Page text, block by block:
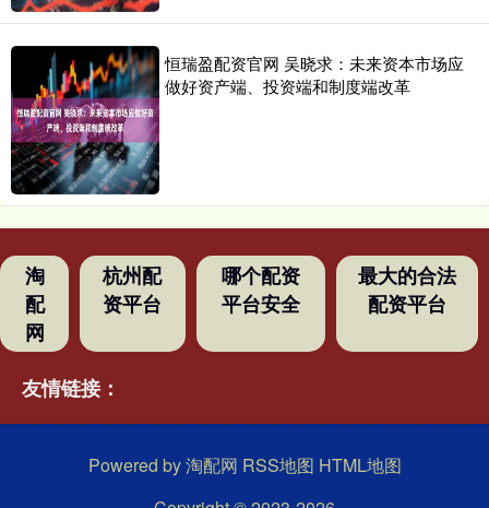
恒瑞盈配资官网 吴晓求：未来资本市场应
做好资产端、投资端和制度端改革
淘
配
网
杭州配
资平台
哪个配资
平台安全
最大的合法
配资平台
友情链接：
Powered by淘配网 RSS地图 HTML地图